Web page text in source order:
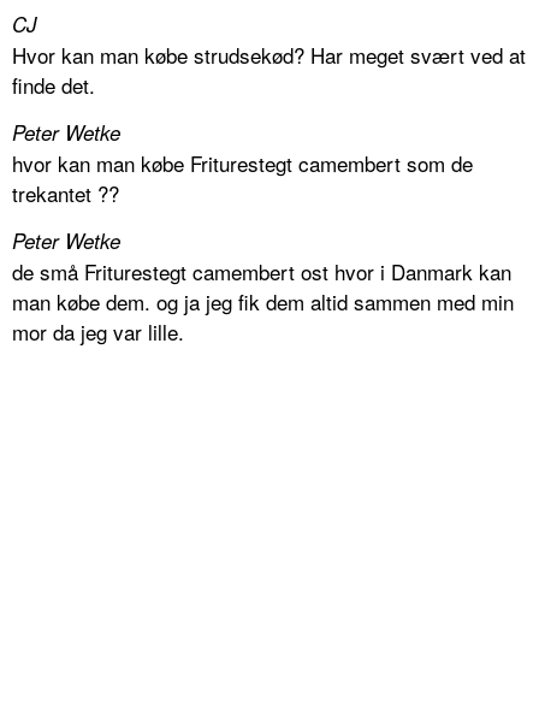
CJ
Hvor kan man købe strudsekød? Har meget svært ved at
finde det.
Peter Wetke
hvor kan man købe Friturestegt camembert som de
trekantet ??
Peter Wetke
de små Friturestegt camembert ost hvor i Danmark kan
man købe dem. og ja jeg fik dem altid sammen med min
mor da jeg var lille.